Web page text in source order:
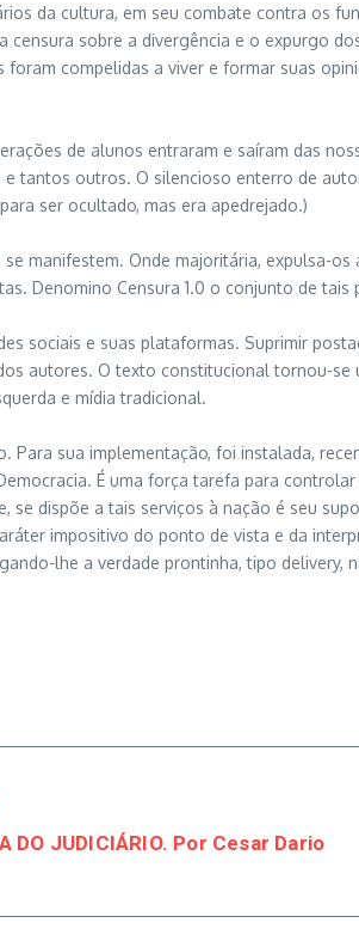
da cultura, em seu combate contra os
sobre a divergência e o expurgo
compelidas a viver e formar suas
de alunos entraram e saíram das
tantos outros. O silencioso enterro de
ser ocultado, mas era apedrejado.)
manifestem. Onde majoritária, expulsa-
Denomino Censura 1.0 o conjunto de tais
sociais e suas plataformas. Suprimir
autores. O texto constitucional tornou-se
e mídia tradicional.
sua implementação, foi instalada,
É uma força tarefa para
dispõe a tais serviços à nação é seu
impositivo do ponto de vista e da
lhe a verdade prontinha, tipo delivery,
DO JUDICIÁRIO. Por Cesar Dario